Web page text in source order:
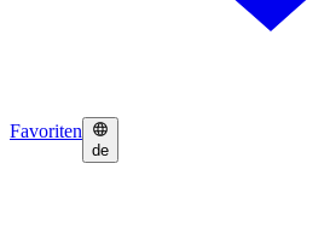
Favoriten
de